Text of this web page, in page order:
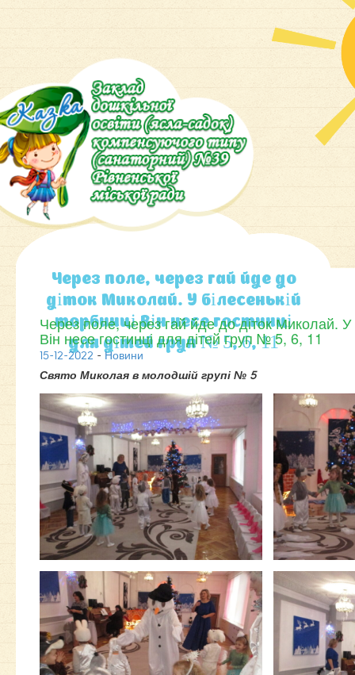
Через поле, через гай йде до
діток Миколай. У білесенькій
торбинці Він несе гостинці
для дітей груп № 5, 6, 11
Через поле, через гай йде до діток Миколай. У
Він несе гостинці для дітей груп № 5, 6, 11
15-12-2022 - Новини
Свято Миколая в молодшій групі № 5